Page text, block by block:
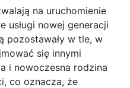
na uruchomienie
usługi nowej generacji
pozostawały w tle, w
się innymi
i nowoczesna rodzina
co oznacza, że